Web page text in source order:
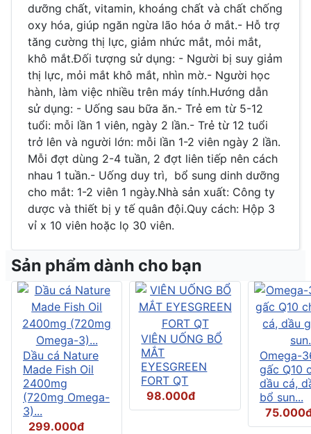
dưỡng chất, vitamin, khoáng chất và chất chống
oxy hóa, giúp ngăn ngừa lão hóa ở mắt.- Hỗ trợ
tăng cường thị lực, giảm nhức mắt, mỏi mắt,
khô mắt.Đối tượng sử dụng: - Người bị suy giảm
thị lực, mỏi mắt khô mắt, nhìn mờ.- Người học
hành, làm việc nhiều trên máy tính.Hướng dẫn
sử dụng: - Uống sau bữa ăn.- Trẻ em từ 5-12
tuổi: mỗi lần 1 viên, ngày 2 lần.- Trẻ từ 12 tuổi
trở lên và người lớn: mỗi lần 1-2 viên ngày 2 lần.
Mỗi đợt dùng 2-4 tuần, 2 đợt liên tiếp nên cách
nhau 1 tuần.- Uống duy trì, bổ sung dinh dưỡng
cho mắt: 1-2 viên 1 ngày.Nhà sản xuất: Công ty
dược và thiết bị y tế quân đội.Quy cách: Hộp 3
vỉ x 10 viên hoặc lọ 30 viên.
Sản phẩm dành cho bạn
Dầu cá Nature
Made Fish Oil
2400mg
(720mg Omega-
3)...
299.000đ
VIÊN UỐNG BỔ
MẮT
EYESGREEN
FORT QT
98.000đ
Omega-
gấc Q10
dầu cá,
bổ sun...